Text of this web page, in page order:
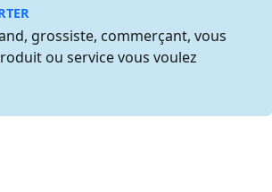
grossiste, commerçant, vous
ou service vous voulez